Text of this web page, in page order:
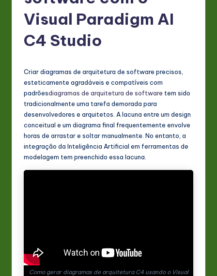
o
rt
L
in
Visual Paradigm AI
C4 Studio
Criar diagramas de arquitetura de software precisos,
esteticamente agradáveis e compatíveis com
padrõesdiagramas de arquitetura de software tem sido
tradicionalmente uma tarefa demorada para
desenvolvedores e arquitetos. A lacuna entre um design
conceitual e um diagrama final frequentemente envolve
horas de arrastar e soltar manualmente. No entanto, a
integração da Inteligência Artificial em ferramentas de
modelagem tem preenchido essa lacuna.
Como gerar diagramas de arquitetura C4 usando o Visual